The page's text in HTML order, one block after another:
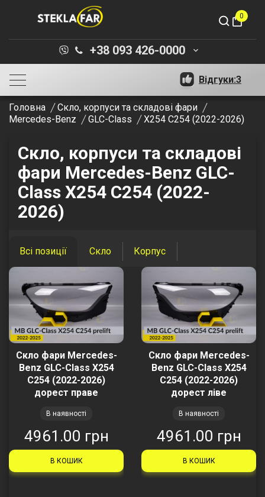
shopping_bag
0
+38 093 426-0000 keyboard_arrow_down
Відгуки:3
Головна
Скло, корпуси та складові фари
Mercedes-Benz
GLC-Class X254 C254 (2022-2026)
Скло, корпуси та складові
фари Mercedes-Benz GLC-
Class X254 C254 (2022-
2026)
Всі позиції Скло Корпус
Скло фари Mercedes-
Benz GLC-Class X254
C254 (2022-2026)
дорест праве
В наявності
4961.00 грн
В КОШИК
Скло фари Mercedes-
Benz GLC-Class X254
C254 (2022-2026)
дорест ліве
В наявності
4961.00 грн
В КОШИК